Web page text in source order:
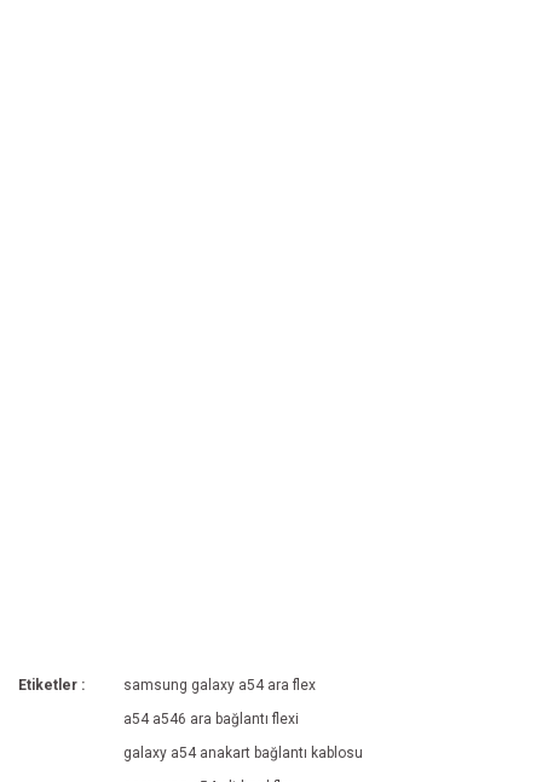
Etiketler :
samsung galaxy a54 ara flex
a54 a546 ara bağlantı flexi
galaxy a54 anakart bağlantı kablosu